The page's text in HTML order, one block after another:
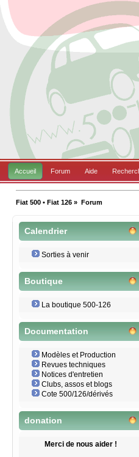
Accueil Forum Aide
Fiat 500 • Fiat 126 » Forum
Calendrier
Sorties à venir
Boutique
La boutique 500-126
Documentation
Modèles et Production
Revues techniques
Notices d'entretien
Clubs, assos et blogs
Cote 500/126/dérivés
donation
Merci de nous aider !